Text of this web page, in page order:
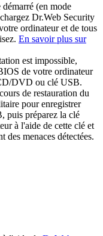
(en mode
Dr.Web Security
ordinateur et de tous
En savoir plus sur
est impossible,
de votre ordinateur
DVD ou clé USB.
de restauration du
pour enregistrer
puis préparez la clé
à l'aide de cette clé et
des menaces détectées.